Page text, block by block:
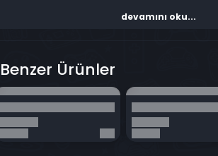
devamını oku...
Benzer Ürünler